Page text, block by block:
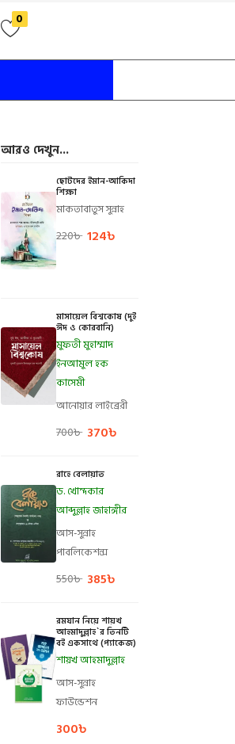
0
আরও দেখুন...
ছোটদের ইমান-আকিদা
শিক্ষা
মাকতাবাতুস সুন্নাহ
220৳ 124৳
মাসায়েল বিশ্বকোষ (দুই
ঈদ ও কোরবানি)
মুফতী মুহাম্মাদ
ইনআমুল হক
কাসেমী
আনোয়ার লাইব্রেরী
700৳ 370৳
রাহে বেলায়াত
ড. খোন্দকার
আব্দুল্লাহ জাহাঙ্গীর
আস-সুন্নাহ
পাবলিকেশন্স
550৳ 385৳
রমযান নিয়ে শায়খ
আহমাদুল্লাহ`র তিনটি
বই একসাথে (প্যাকেজ)
শায়খ আহমাদুল্লাহ
আস-সুন্নাহ
ফাউন্ডেশন
300৳